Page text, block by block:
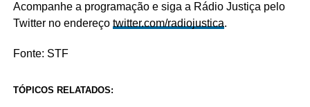
Acompanhe a programação e siga a Rádio Justiça pelo
Twitter no endereço twitter.com/radiojustica.
Fonte: STF
TÓPICOS RELATADOS: